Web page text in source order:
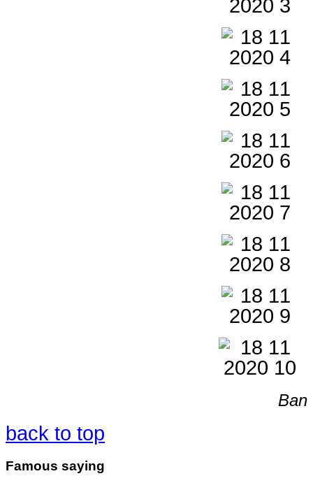
Ban
back to top
Famous saying